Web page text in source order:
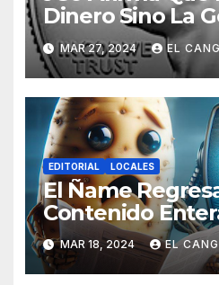
Dinero Sino La
Pregunta: «¿De
Tendrán Una
MAR 27, 2024 EL
EDITORIAL LOCALES
El Ñame
Contenido
Generado Por
Artificial
MAR 18, 2024 EL